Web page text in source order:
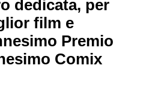
dedicata, per
film e
Premio
Comix